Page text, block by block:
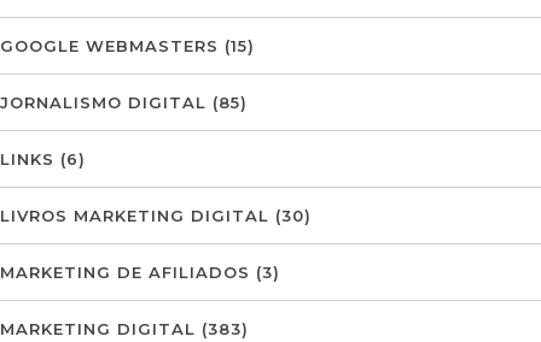
GOOGLE WEBMASTERS (15)
JORNALISMO DIGITAL (85)
LINKS (6)
LIVROS MARKETING DIGITAL (30)
MARKETING DE AFILIADOS (3)
MARKETING DIGITAL (383)